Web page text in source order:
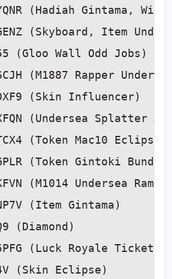
YQNR (Hadiah Gintama,
GENZ (Skyboard, Item
(Gloo Wall Odd Jobs)
(M1887 Rapper
DXF9 (Skin Influencer)
XFQN (Undersea Splatter
(Token Mac10 Eclipse)
GPLR (Token Gintoki
(M1014 Undersea
(Item Gintama)
(Diamond)
(Luck Royale Ticket)
(Skin Eclipse)